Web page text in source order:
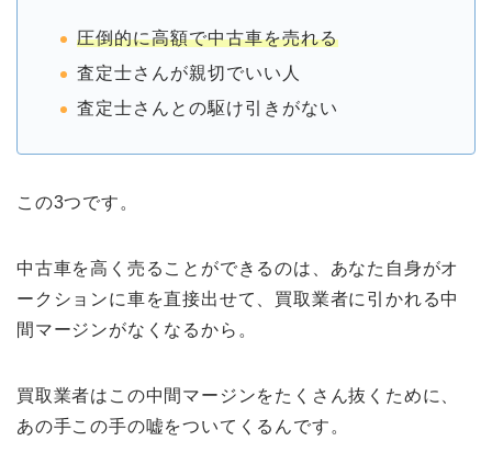
圧倒的に高額で中古車を売れる
査定士さんが親切でいい人
査定士さんとの駆け引きがない
この3つです。
中古車を高く売ることができるのは、あなた自身がオ
ークションに車を直接出せて、買取業者に引かれる中
間マージンがなくなるから。
買取業者はこの中間マージンをたくさん抜くために、
あの手この手の嘘をついてくるんです。